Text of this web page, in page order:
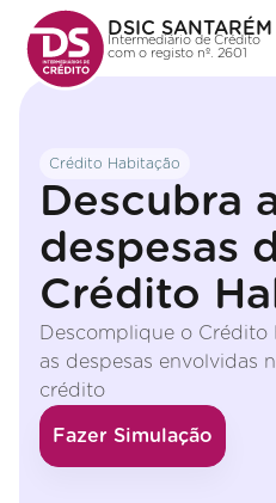
DSIC
Intermediário de Crédito
com o registo nº. 2601
Crédito Habitação
Descubra
despesas
Crédito
Descomplique o
as despesas envolvidas
crédito
Fazer Simulação